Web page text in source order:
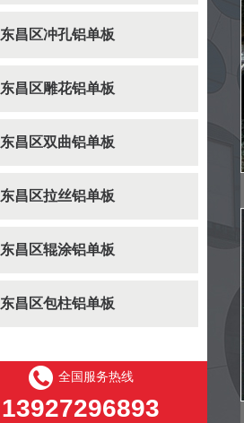
东昌区冲孔铝单板
东昌区雕花铝单板
东昌区双曲铝单板
东昌区拉丝铝单板
东昌区辊涂铝单板
东昌区包柱铝单板
全国服务热线
13927296893